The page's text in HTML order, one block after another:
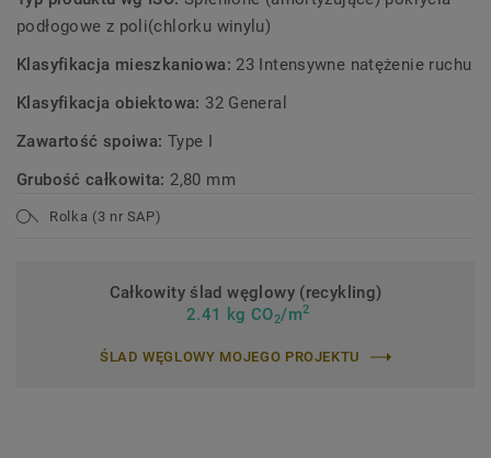
podłogowe z poli(chlorku winylu)
Klasyfikacja mieszkaniowa: 23 Intensywne natężenie ruchu
Klasyfikacja obiektowa: 32 General
Zawartość spoiwa: Type I
Grubość całkowita: 2,80 mm
Rolka (3 nr SAP)
Całkowity ślad węglowy (recykling)
2.41 kg CO2/m2
ŚLAD WĘGLOWY MOJEGO PROJEKTU